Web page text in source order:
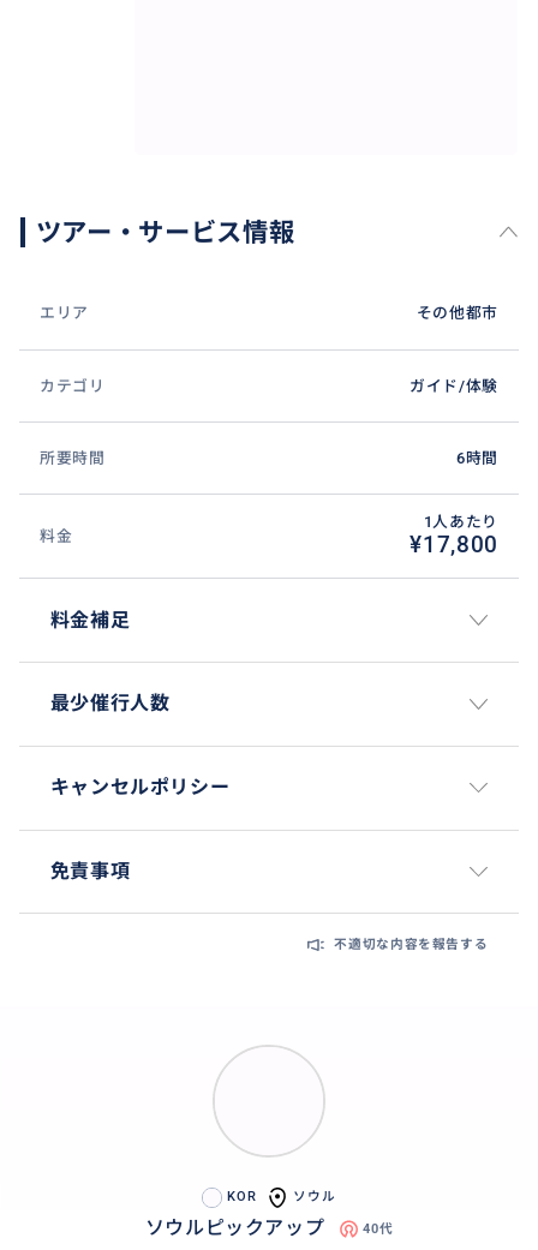
ツアー・サービス情報
エリア その他都市
カテゴリ ガイド/体験
所要時間 6時間
料金
1人あたり
¥17,800
料金補足
最少催行人数
キャンセルポリシー
免責事項
不適切な内容を報告する
KOR ソウル
ソウルピックアップ 40代